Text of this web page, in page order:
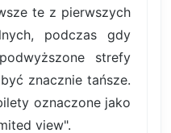
te z pierwszych
podczas gdy
strefy
znacznie tańsze.
oznaczone jako
view".